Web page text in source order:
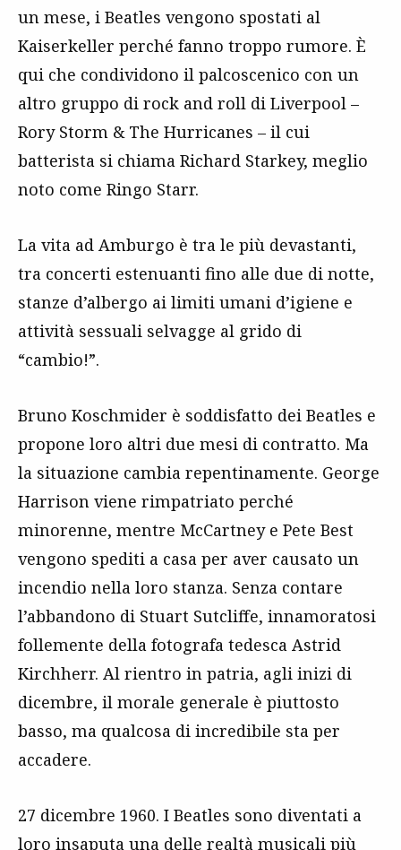
un mese, i Beatles vengono spostati al
Kaiserkeller perché fanno troppo rumore. È
qui che condividono il palcoscenico con un
altro gruppo di rock and roll di Liverpool –
Rory Storm & The Hurricanes – il cui
batterista si chiama Richard Starkey, meglio
noto come Ringo Starr.
La vita ad Amburgo è tra le più devastanti,
tra concerti estenuanti fino alle due di notte,
stanze d’albergo ai limiti umani d’igiene e
attività sessuali selvagge al grido di
“cambio!”.
Bruno Koschmider è soddisfatto dei Beatles e
propone loro altri due mesi di contratto. Ma
la situazione cambia repentinamente. George
Harrison viene rimpatriato perché
minorenne, mentre McCartney e Pete Best
vengono spediti a casa per aver causato un
incendio nella loro stanza. Senza contare
l’abbandono di Stuart Sutcliffe, innamoratosi
follemente della fotografa tedesca Astrid
Kirchherr. Al rientro in patria, agli inizi di
dicembre, il morale generale è piuttosto
basso, ma qualcosa di incredibile sta per
accadere.
27 dicembre 1960. I Beatles sono diventati a
loro insaputa una delle realtà musicali più